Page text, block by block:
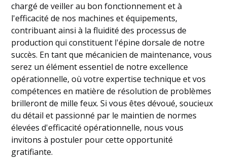
chargé de veiller au bon fonctionnement et à
l'efficacité de nos machines et équipements,
contribuant ainsi à la fluidité des processus de
production qui constituent l'épine dorsale de notre
succès. En tant que mécanicien de maintenance, vous
serez un élément essentiel de notre excellence
opérationnelle, où votre expertise technique et vos
compétences en matière de résolution de problèmes
brilleront de mille feux. Si vous êtes dévoué, soucieux
du détail et passionné par le maintien de normes
élevées d'efficacité opérationnelle, nous vous
invitons à postuler pour cette opportunité
gratifiante.